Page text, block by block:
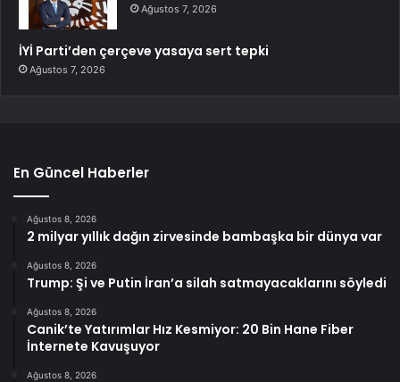
Ağustos 7, 2026
İYİ Parti’den çerçeve yasaya sert tepki
Ağustos 7, 2026
En Güncel Haberler
Ağustos 8, 2026
2 milyar yıllık dağın zirvesinde bambaşka bir dünya var
Ağustos 8, 2026
Trump: Şi ve Putin İran’a silah satmayacaklarını söyledi
Ağustos 8, 2026
Canik’te Yatırımlar Hız Kesmiyor: 20 Bin Hane Fiber
İnternete Kavuşuyor
Ağustos 8, 2026